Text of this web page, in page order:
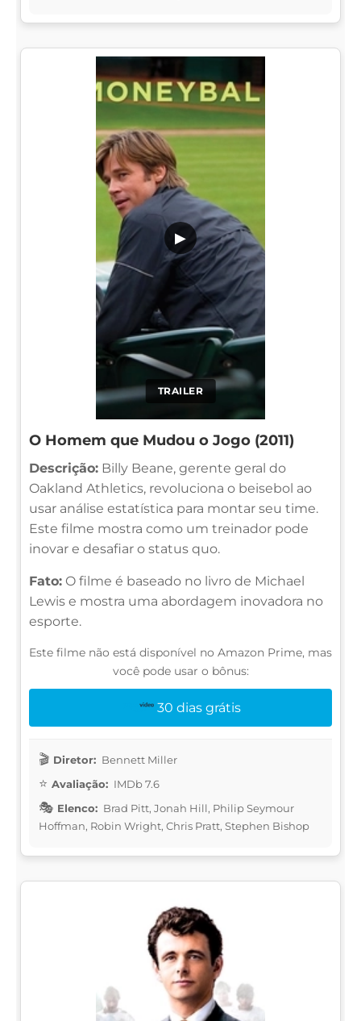
TRAILER
▶
O Homem que Mudou o Jogo (2011)
Descrição: Billy Beane, gerente geral do
Oakland Athletics, revoluciona o beisebol ao
usar análise estatística para montar seu time.
Este filme mostra como um treinador pode
inovar e desafiar o status quo.
Fato: O filme é baseado no livro de Michael
Lewis e mostra uma abordagem inovadora no
esporte.
Este filme não está disponível no Amazon Prime, mas
você pode usar o bônus:
30 dias grátis
Diretor: Bennett Miller
Avaliação: IMDb 7.6
Elenco: Brad Pitt, Jonah Hill, Philip Seymour
Hoffman, Robin Wright, Chris Pratt, Stephen Bishop